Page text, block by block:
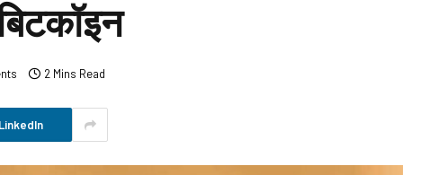
2 Mins Read
LinkedIn